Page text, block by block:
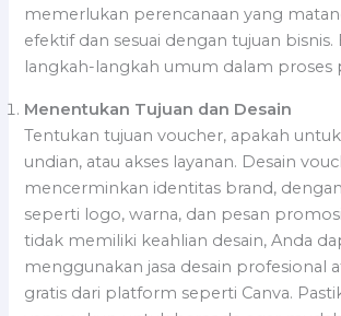
memerlukan perencanaan yang
efektif dan sesuai dengan tujuan bisnis.
langkah-langkah umum dalam proses
Menentukan Tujuan dan Desain
Tentukan tujuan voucher, apakah
undian, atau akses layanan. Desain
mencerminkan identitas brand,
seperti logo, warna, dan pesan
tidak memiliki keahlian desain, Anda
menggunakan jasa desain profesional
gratis dari platform seperti Canva.